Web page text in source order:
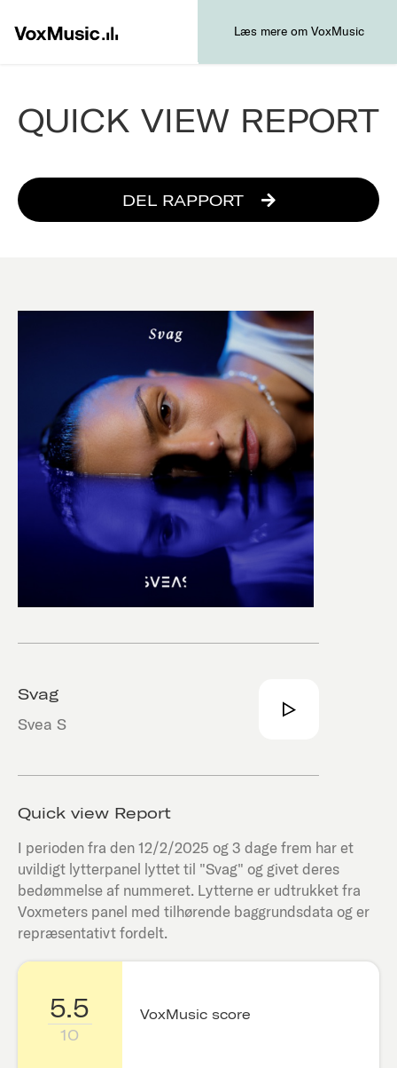
Læs mere om VoxMusic
QUICK VIEW REPORT
DEL RAPPORT
Svag
Svea S
Quick view Report
I perioden fra den12/2/2025 og 3 dage frem har et
uvildigt lytterpanel lyttet til "Svag" og givet deres
bedømmelse af nummeret. Lytterne er udtrukket fra
Voxmeters panel med tilhørende baggrundsdata og er
repræsentativt fordelt.
5.5
10
VoxMusic score